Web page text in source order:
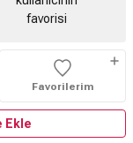
favorisi
Favorilerim
Ekle